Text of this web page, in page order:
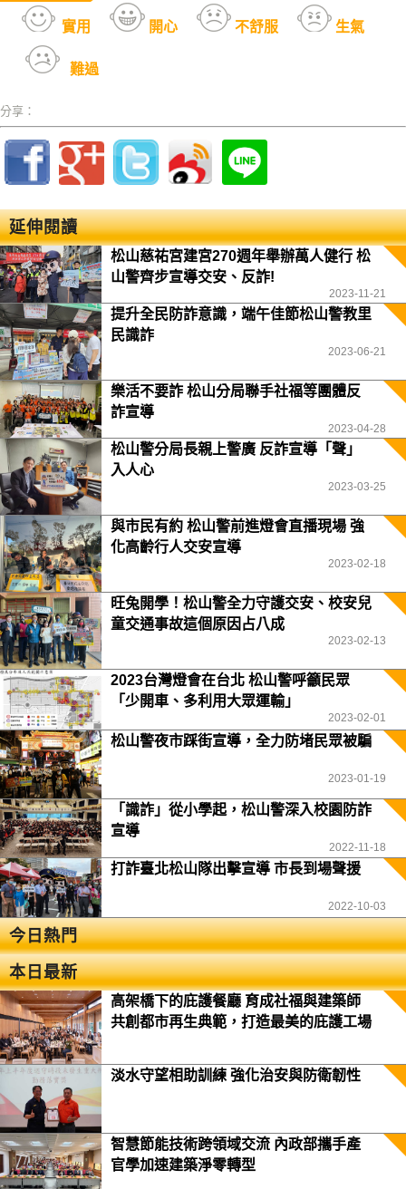
實用 開心 不舒服 生氣
難過
分享：
延伸閱讀
松山慈祐宮建宮270週年舉辦萬人健行 松
山警齊步宣導交安、反詐!
2023-11-21
提升全民防詐意識，端午佳節松山警教里
民識詐
2023-06-21
樂活不要詐 松山分局聯手社福等團體反
詐宣導
2023-04-28
松山警分局長親上警廣 反詐宣導「聲」
入人心
2023-03-25
與市民有約 松山警前進燈會直播現場 強
化高齡行人交安宣導
2023-02-18
旺兔開學！松山警全力守護交安、校安兒
童交通事故這個原因占八成
2023-02-13
2023台灣燈會在台北 松山警呼籲民眾
「少開車、多利用大眾運輸」
2023-02-01
松山警夜市踩街宣導，全力防堵民眾被騙
2023-01-19
「識詐」從小學起，松山警深入校園防詐
宣導
2022-11-18
打詐臺北松山隊出擊宣導 市長到場聲援
2022-10-03
今日熱門
本日最新
高架橋下的庇護餐廳 育成社福與建築師
共創都市再生典範，打造最美的庇護工場
淡水守望相助訓練 強化治安與防衛韌性
智慧節能技術跨領域交流 內政部攜手產
官學加速建築淨零轉型